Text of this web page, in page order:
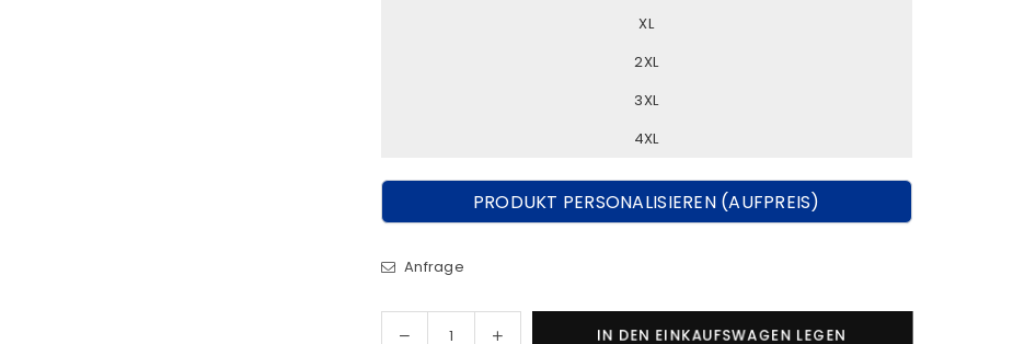
XL
2XL
3XL
4XL
PRODUKT PERSONALISIEREN (AUFPREIS)
Anfrage
Menge
Menge
IN DEN EINKAUFSWAGEN LEGEN